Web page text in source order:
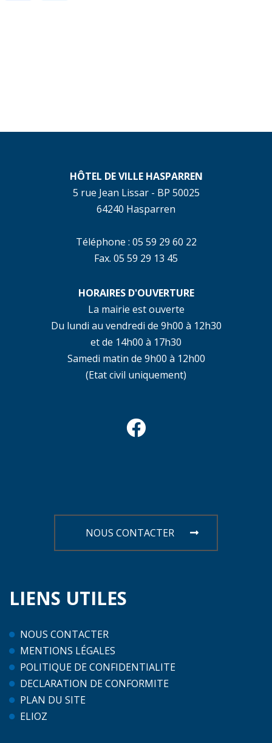
HÔTEL DE VILLE HASPARREN
5 rue Jean Lissar - BP 50025
64240 Hasparren
Téléphone : 05 59 29 60 22
Fax. 05 59 29 13 45
HORAIRES D'OUVERTURE
La mairie est ouverte
Du lundi au vendredi de 9h00 à 12h30
et de 14h00 à 17h30
Samedi matin de 9h00 à 12h00
(Etat civil uniquement)
NOUS CONTACTER
LIENS UTILES
NOUS CONTACTER
MENTIONS LÉGALES
POLITIQUE DE CONFIDENTIALITE
DECLARATION DE CONFORMITE
PLAN DU SITE
ELIOZ